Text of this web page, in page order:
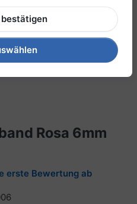
Rosa 6mm
erste Bewertung ab